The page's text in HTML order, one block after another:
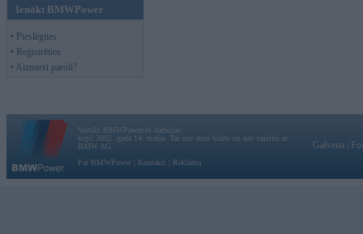
Ienākt BMWPower
• Pieslēgties
• Reģistrēties
• Aizmirsi paroli?
Vortāls BMWPower.lv darbojas
kopš 2002. gada 14. maija. Tas nav auto klubs un nav saistīts ar
BMW AG.
Par BMWPower
Kontakti Reklāma
Galvena